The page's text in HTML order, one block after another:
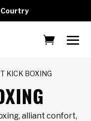
Courtry
KICK BOXING
alliant confort,